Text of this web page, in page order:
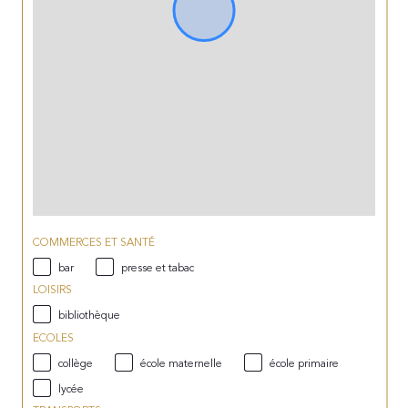
COMMERCES ET SANTÉ
bar
presse et tabac
LOISIRS
bibliothèque
ECOLES
collège
école maternelle
école primaire
lycée